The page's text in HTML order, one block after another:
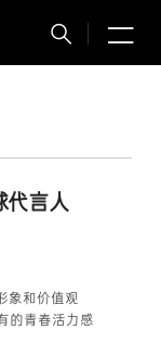
搜
索
代言人
象和价值观
的青春活力感